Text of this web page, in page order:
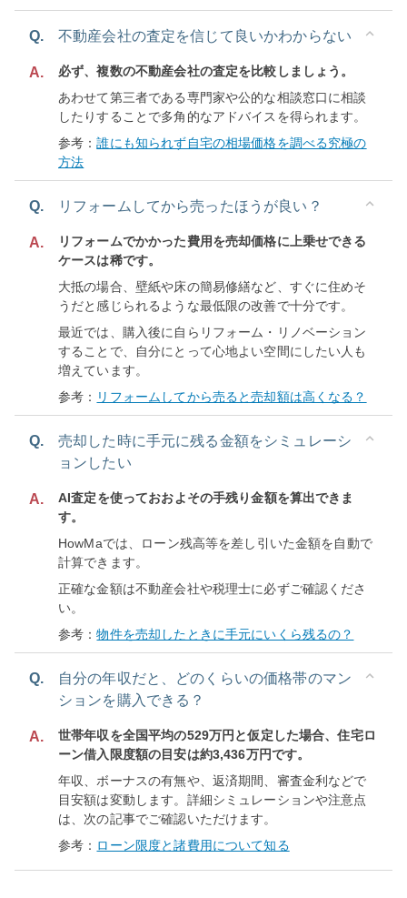
Q. 不動産会社の査定を信じて良いかわからない
A.
必ず、複数の不動産会社の査定を比較しましょう。
あわせて第三者である専門家や公的な相談窓口に相談
したりすることで多角的なアドバイスを得られます。
参考：誰にも知られず自宅の相場価格を調べる究極の
方法
Q. リフォームしてから売ったほうが良い？
A.
リフォームでかかった費用を売却価格に上乗せできる
ケースは稀です。
大抵の場合、壁紙や床の簡易修繕など、すぐに住めそ
うだと感じられるような最低限の改善で十分です。
最近では、購入後に自らリフォーム・リノベーション
することで、自分にとって心地よい空間にしたい人も
増えています。
参考： リフォームしてから売ると売却額は高くなる？
Q.
売却した時に手元に残る金額をシミュレーシ
ョンしたい
A.
AI査定を使っておおよその手残り金額を算出できま
す。
HowMaでは、ローン残高等を差し引いた金額を自動で
計算できます。
正確な金額は不動産会社や税理士に必ずご確認くださ
い。
参考：物件を売却したときに手元にいくら残るの？
Q.
自分の年収だと、どのくらいの価格帯のマン
ションを購入できる？
A.
世帯年収を全国平均の529万円と仮定した場合、住宅ロ
ーン借入限度額の目安は約3,436万円です。
年収、ボーナスの有無や、返済期間、審査金利などで
目安額は変動します。詳細シミュレーションや注意点
は、次の記事でご確認いただけます。
参考： ローン限度と諸費用について知る